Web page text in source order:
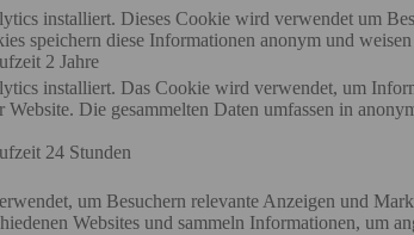
installiert. Dieses Cookie wird verwendet um
speichern diese Informationen anonym und
2 Jahre
installiert. Das Cookie wird verwendet, um
Die gesammelten Daten umfassen in
24 Stunden
um Besuchern relevante Anzeigen und
Websites und sammeln Informationen, um